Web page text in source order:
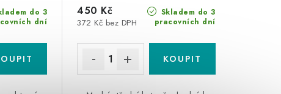
do 3
dní
Skladem do 3
pracovních dní
372 Kč bez DPH
450 Kč